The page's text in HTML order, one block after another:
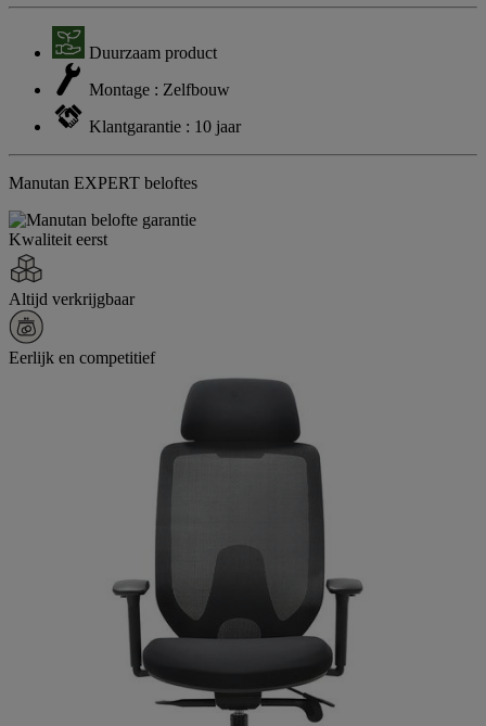
Duurzaam product
Montage : Zelfbouw
Klantgarantie : 10 jaar
Manutan EXPERT beloftes
Kwaliteit eerst
Altijd verkrijgbaar
Eerlijk en competitief